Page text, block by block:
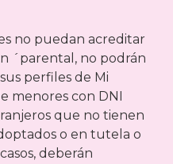
no puedan acreditar
´parental, no podrán
perfiles de Mi
menores con DNI
que no tienen
o en tutela o
deberán